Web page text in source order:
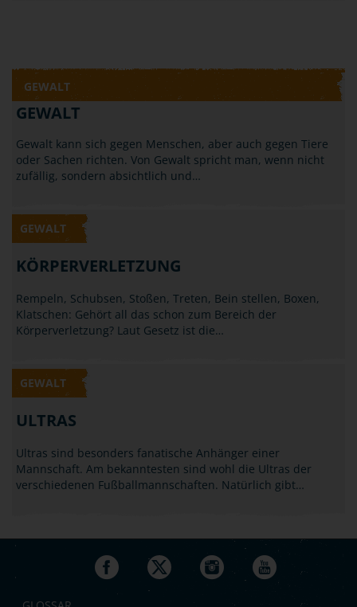
GEWALT
GEWALT
Gewalt kann sich gegen Menschen, aber auch gegen Tiere
oder Sachen richten. Von Gewalt spricht man, wenn nicht
zufällig, sondern absichtlich und…
GEWALT
KÖRPERVERLETZUNG
Rempeln, Schubsen, Stoßen, Treten, Bein stellen, Boxen,
Klatschen: Gehört all das schon zum Bereich der
Körperverletzung? Laut Gesetz ist die…
GEWALT
ULTRAS
Ultras sind besonders fanatische Anhänger einer
Mannschaft. Am bekanntesten sind wohl die Ultras der
verschiedenen Fußballmannschaften. Natürlich gibt…